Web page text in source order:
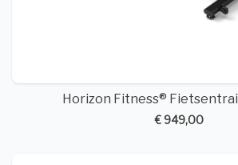
Horizon Fitness®
€ 949,00